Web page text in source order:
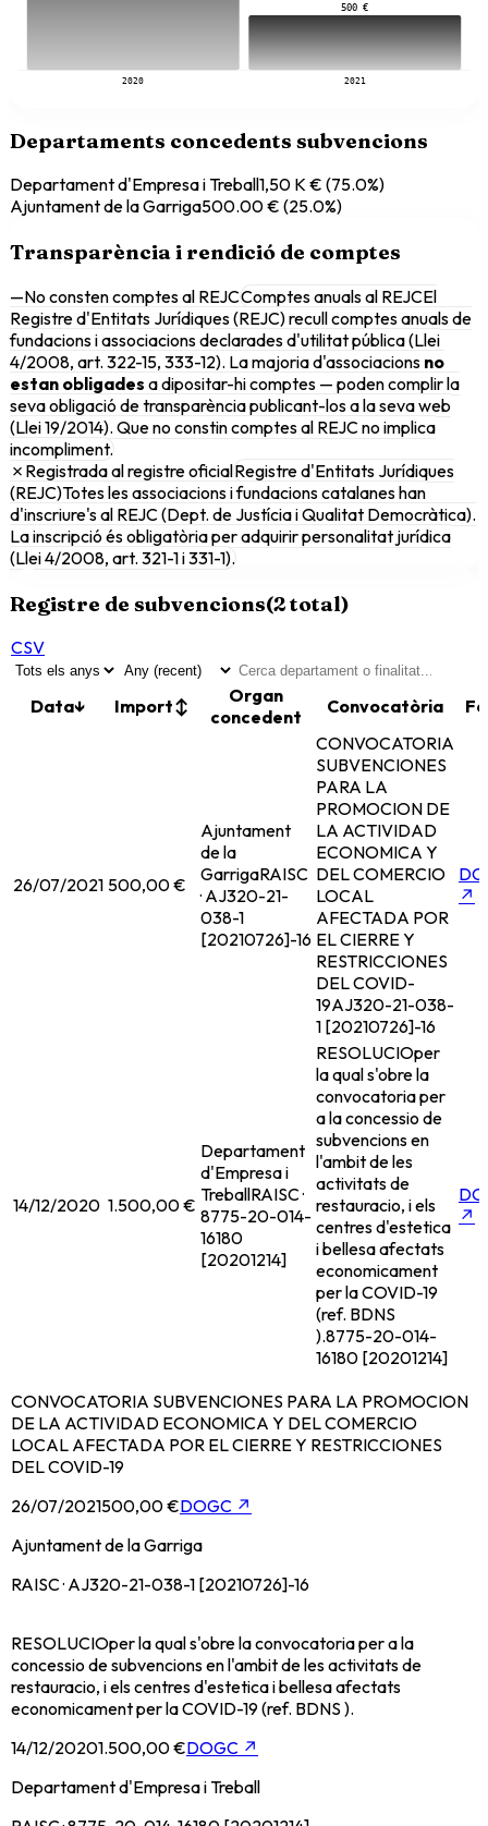
2020
500 €
2021
Departaments concedents subvencions
Departament d'Empresa i Treball1,50 K € (75.0%)
Ajuntament de la Garriga500.00 € (25.0%)
Transparència i rendició de comptes
—No consten comptes al REJCComptes anuals al REJCEl
Registre d'Entitats Jurídiques (REJC) recull comptes anuals de
fundacions i associacions declarades d'utilitat pública (Llei
4/2008, art. 322-15, 333-12). La majoria d'associacions no
estan obligades a dipositar-hi comptes — poden complir la
seva obligació de transparència publicant-los a la seva web
(Llei 19/2014). Que no constin comptes al REJC no implica
incompliment.
✗ Registrada al registre oficialRegistre d'Entitats Jurídiques
(REJC)Totes les associacions i fundacions catalanes han
d'inscriure's al REJC (Dept. de Justícia i Qualitat Democràtica).
La inscripció és obligatòria per adquirir personalitat jurídica
(Llei 4/2008, art. 321-1 i 331-1).
Registre de subvencions(2total)
CSV
Data↓ Import↕
Organ
concedent
Convocatòria
26/07/2021 500,00 €
Ajuntament
de la
GarrigaRAISC
· AJ320-21-
038-1
[20210726]-16
CONVOCATORIA
SUBVENCIONES
PARA LA
PROMOCION DE
LA ACTIVIDAD
ECONOMICA Y
DEL COMERCIO
LOCAL
AFECTADA POR
EL CIERRE Y
RESTRICCIONES
DEL COVID-
19AJ320-21-038-
1 [20210726]-16
↗
14/12/2020 1.500,00 €
Departament
d'Empresa i
TreballRAISC ·
8775-20-014-
16180
[20201214]
RESOLUCIOper
la qual s'obre la
convocatoria per
a la concessio de
subvencions en
l'ambit de les
activitats de
restauracio, i els
centres d'estetica
i bellesa afectats
economicament
per la COVID-19
(ref. BDNS
).8775-20-014-
16180 [20201214]
↗
CONVOCATORIA SUBVENCIONES PARA LA PROMOCION
DE LA ACTIVIDAD ECONOMICA Y DEL COMERCIO
LOCAL AFECTADA POR EL CIERRE Y RESTRICCIONES
DEL COVID-19
26/07/2021500,00 €DOGC ↗
Ajuntament de la Garriga
RAISC · AJ320-21-038-1 [20210726]-16
RESOLUCIOper la qual s'obre la convocatoria per a la
concessio de subvencions en l'ambit de les activitats de
restauracio, i els centres d'estetica i bellesa afectats
economicament per la COVID-19 (ref. BDNS ).
14/12/20201.500,00 €DOGC ↗
Departament d'Empresa i Treball